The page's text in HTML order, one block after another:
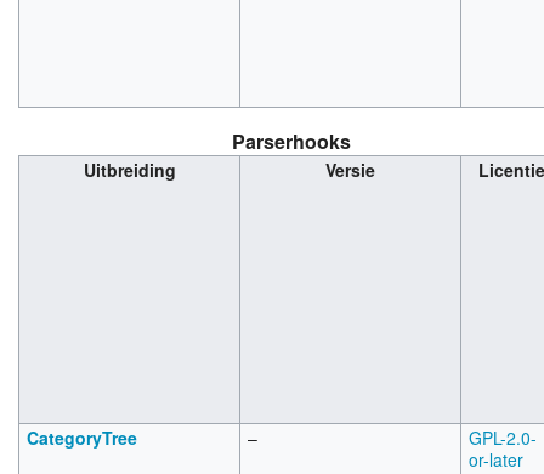
Parserhooks
Uitbreiding Versie Licentie
CategoryTree –
GPL-2.0-
or-later